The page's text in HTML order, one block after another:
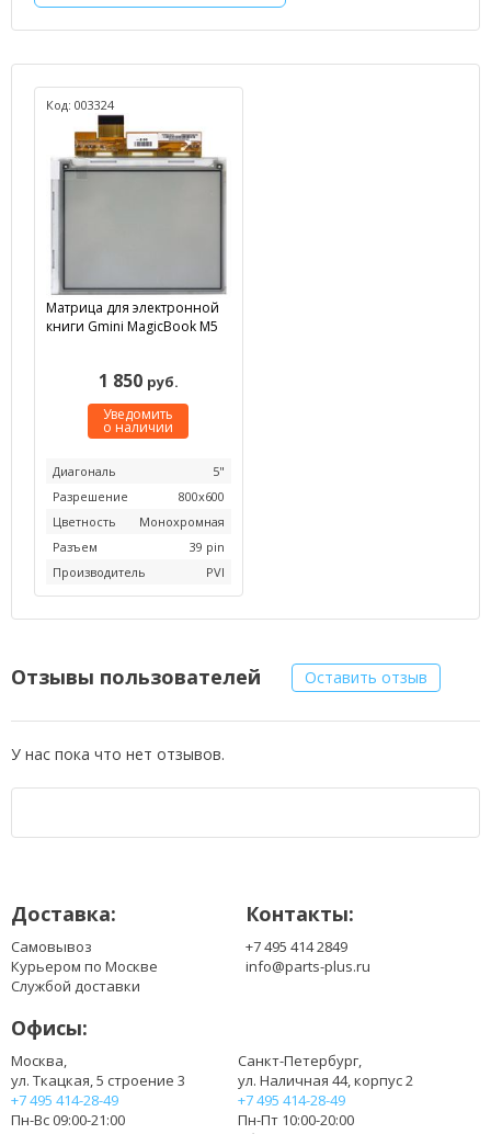
Код: 003324
Матрица для электронной
книги Gmini MagicBook M5
1 850 руб.
Уведомить
о наличии
Диагональ
5"
Разрешение
800x600
Цветность
Монохромная
Разъем
39 pin
Производитель
PVI
Отзывы пользователей Оставить отзыв
У нас пока что нет отзывов.
Доставка:
Самовывоз
Курьером по Москве
Службой доставки
Контакты:
+7 495 414 2849
info@parts-plus.ru
Офисы:
Москва,
ул. Ткацкая, 5 строение 3
+7 495 414-28-49
Пн-Вс 09:00-21:00
Санкт-Петербург,
ул. Наличная 44, корпус 2
+7 495 414-28-49
Пн-Пт 10:00-20:00